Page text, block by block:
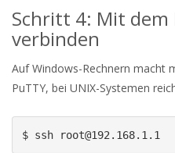
Schritt 4: Mit dem
verbinden
Auf Windows-Rechnern macht
PuTTY, bei UNIX-Systemen
$ ssh root@192.168.1.1